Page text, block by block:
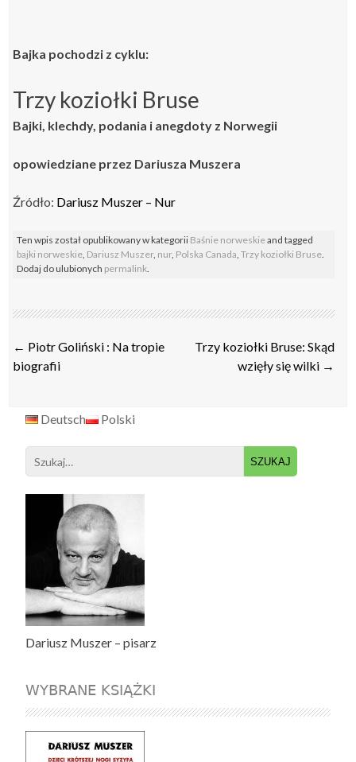
Bajka pochodzi z cyklu:
Trzy koziołki Bruse
Bajki, klechdy, podania i anegdoty z Norwegii
opowiedziane przez Dariusza Muszera
Źródło: Dariusz Muszer – Nur
Ten wpis został opublikowany w kategorii Baśnie norweskieand tagged
bajki norweskie, Dariusz Muszer, nur, Polska Canada,Trzy koziołki Bruse.
Dodaj do ulubionych permalink.
Post
navigation
← Piotr Goliński : Na tropie
biografii
Trzy koziołki Bruse: Skąd
wzięły się wilki →
Deutsch Polski
Search
for:
Dariusz Muszer – pisarz
WYBRANE KSIĄŻKI